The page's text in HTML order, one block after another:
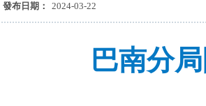
發布日期：
2024-03-22
巴南分